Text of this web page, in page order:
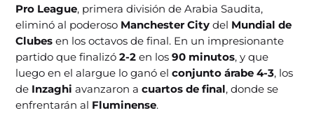
Pro League, primera división de Arabia Saudita,
eliminó al poderoso Manchester City del Mundial de
Clubes en los octavos de final. En un impresionante
partido que finalizó 2-2en los90 minutos, y que
luego en el alargue lo ganó elconjunto árabe 4-3, los
de Inzaghi avanzaron acuartos de final, donde se
enfrentarán al Fluminense.